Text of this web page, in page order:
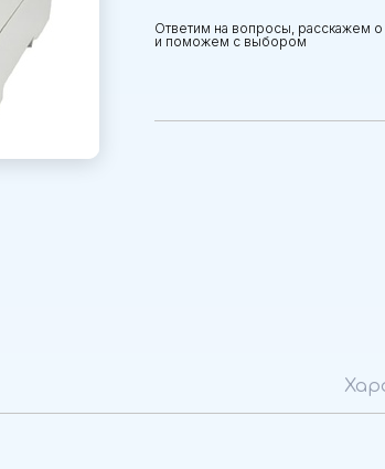
Ответим на вопросы, расскажем о
и поможем с выбором